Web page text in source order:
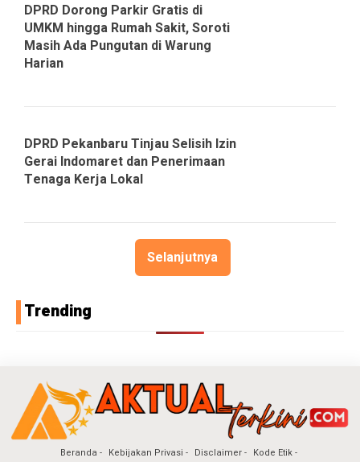
DPRD Dorong Parkir Gratis di
UMKM hingga Rumah Sakit, Soroti
Masih Ada Pungutan di Warung
Harian
DPRD Pekanbaru Tinjau Selisih Izin
Gerai Indomaret dan Penerimaan
Tenaga Kerja Lokal
Selanjutnya
Trending
Beranda Kebijakan Privasi Disclaimer
Kode Etik